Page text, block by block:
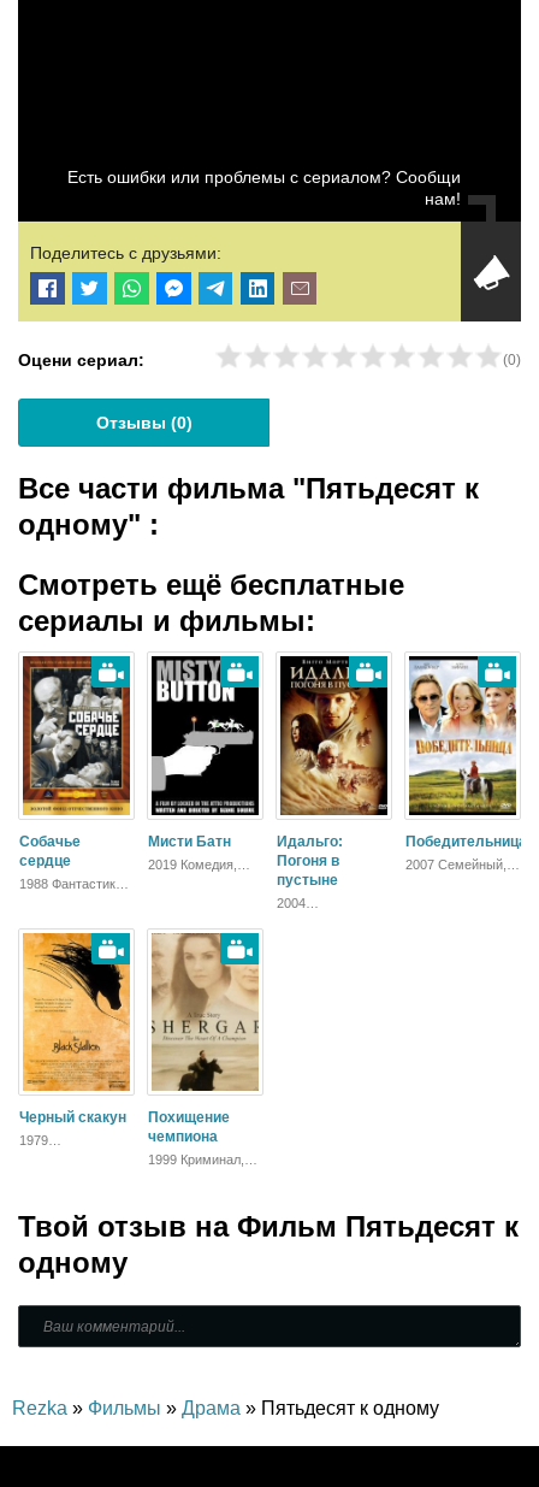
Есть ошибки или проблемы с сериалом? Сообщи
нам!
Поделитесь с друзьями:
Оцени сериал: (0)
Отзывы (0)
Все части фильма "Пятьдесят к
одному" :
Смотреть ещё бесплатные
сериалы и фильмы:
Собачье
сердце
1988 Фантастика,
Мисти Батн
2019 Комедия,
Идальго:
Погоня в
пустыне
2004
Победительница
2007 Семейный,
Черный скакун
1979
Похищение
чемпиона
1999 Криминал,
Твой отзыв на Фильм Пятьдесят к
одному
Rezka » Фильмы » Драма » Пятьдесят к одному